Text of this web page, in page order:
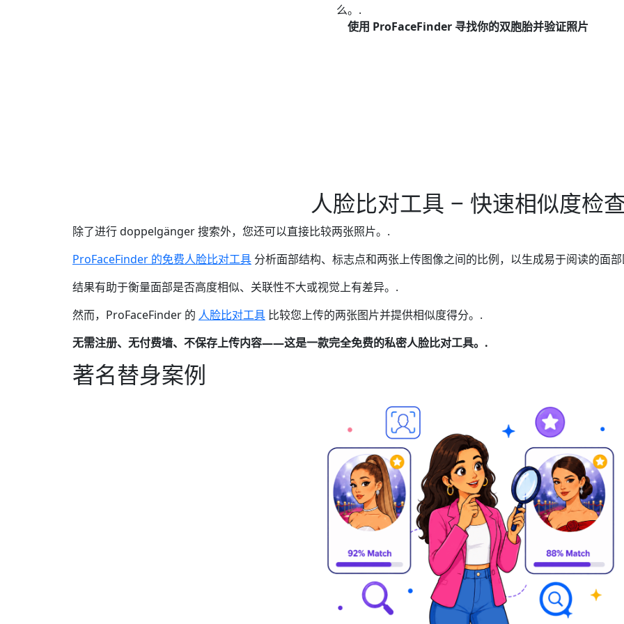
么。.
使用 ProFaceFinder 寻找你的双胞胎并验证照片
人脸比对工具 – 快速相似度检
除了进行 doppelgänger 搜索外，您还可以直接比较两张照片。.
ProFaceFinder 的免费人脸比对工具 分析面部结构、标志点和两张上传图像之间的比例，以生成易于阅读的面
结果有助于衡量面部是否高度相似、关联性不大或视觉上有差异。.
然而，ProFaceFinder 的 人脸比对工具 比较您上传的两张图片并提供相似度得分。.
无需注册、无付费墙、不保存上传内容——这是一款完全免费的私密人脸比对工具。.
著名替身案例